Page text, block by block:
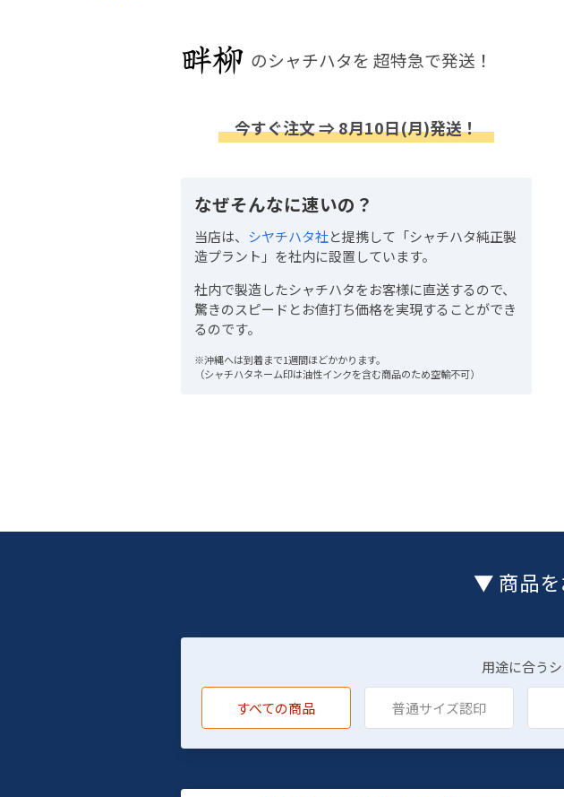
のシャチハタを 超特急で発送！
今すぐ注文 ⇒ 8月10日(月)発送！
なぜそんなに速いの？
当店は、 シヤチハタ社と提携して「シャチハタ純正製
造プラント」を社内に設置しています。
社内で製造したシャチハタをお客様に直送するので、
驚きのスピードとお値打ち価格を実現することができ
るのです。
※沖縄へは到着まで1週間ほどかかります。
（シャチハタネーム印は油性インクを含む商品のため空輸不可）
▼ 商品
用途に合う
すべての商品 普通サイズ認印